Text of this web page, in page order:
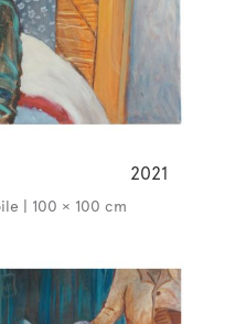
2021
| 100 × 100 cm